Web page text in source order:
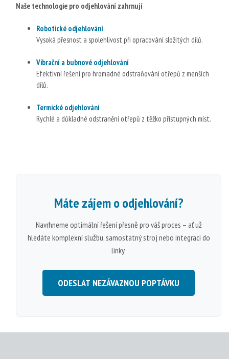
Naše technologie pro odjehlování zahrnují
Robotické odjehlování
Vysoká přesnost a spolehlivost při opracování složitých dílů.
Vibrační a bubnové odjehlování
Efektivní řešení pro hromadné odstraňování otřepů z menších
dílů.
Termické odjehlování
Rychlé a důkladné odstranění otřepů z těžko přístupných míst.
Máte zájem oodjehlování?
Navrhneme optimální řešení přesně pro váš proces – ať už
hledáte komplexní službu, samostatný stroj nebo integraci do
linky.
ODESLAT NEZÁVAZNOU POPTÁVKU